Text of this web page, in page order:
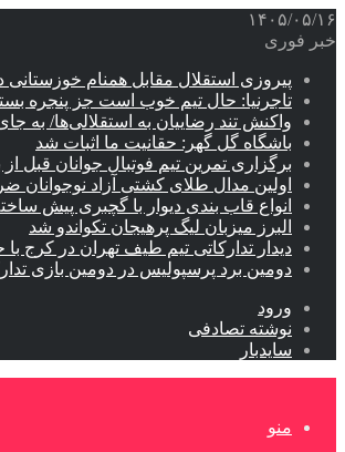
۱۴۰۵/۰۵/۱۶
خبر فوری
پیروزی استقلال مقابل همنام خوزستانی
تاجرنیا: حال تیم خوب است جز پنجره
واکنش تند رضاییان به استقلالی‌ها/ به
باشگاه گل گهر: حقانیت ما اثبات شد
برگزاری تمرین تیم فوتبال جوانان قبل
اولین مدال طلای کشتی آزاد
انواع قاب بندی دیوار با گچبری پیش
البرز میزبان لیگ پرهیجان تکواندو شد
دیدار تدارکاتی تیم طیف تهران در کرج
دومین برد پرسپولیس در دومین بازی
ورود
نوشته تصادفی
سایدبار
منو